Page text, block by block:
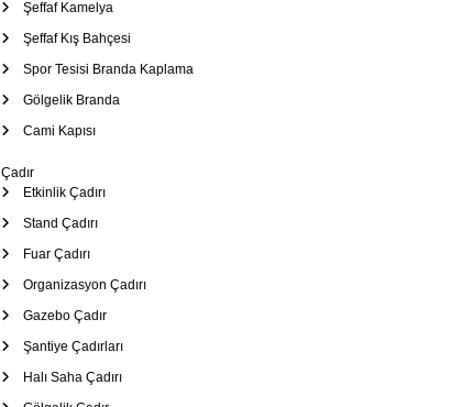
Şeffaf Kamelya
Şeffaf Kış Bahçesi
Spor Tesisi Branda Kaplama
Gölgelik Branda
Cami Kapısı
Çadır
Etkinlik Çadırı
Stand Çadırı
Fuar Çadırı
Organizasyon Çadırı
Gazebo Çadır
Şantiye Çadırları
Halı Saha Çadırı